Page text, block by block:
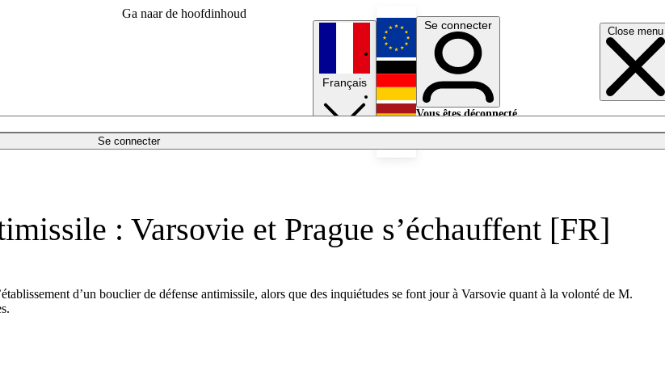
Ga naar de hoofdinhoud
Close menu
Se connecter
Français
English
Deutsch
Se connecter
Vous êtes déconnecté.
: Varsovie et Prague s’échauffent [FR]
d’un bouclier de défense antimissile, alors que des inquiétudes se font jour à Varsovie quant à la volonté de M.